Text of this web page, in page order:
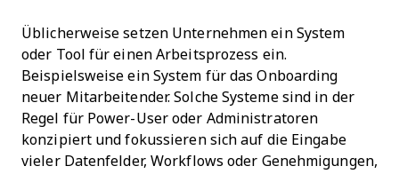
Üblicherweise setzen Unternehmen ein System
oder Tool für einen Arbeitsprozess ein.
Beispielsweise ein System für das Onboarding
neuer Mitarbeitender. Solche Systeme sind in der
Regel für Power-User oder Administratoren
konzipiert und fokussieren sich auf die Eingabe
vieler Datenfelder, Workflows oder Genehmigungen,